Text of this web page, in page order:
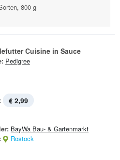
800 g
Cuisine in Sauce
Pedigree
€ 2,99
BayWa Bau- & Gartenmarkt
Rostock